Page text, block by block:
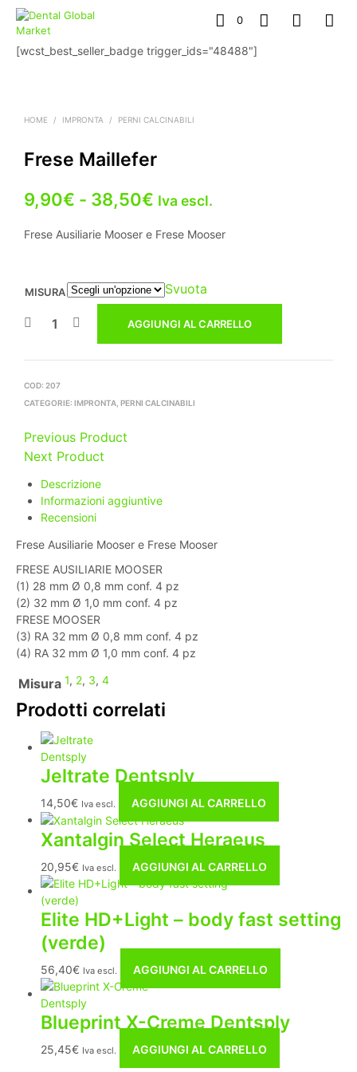
0
[wcst_best_seller_badge trigger_ids="48488"]
HOME / IMPRONTA / PERNI CALCINABILI
Frese Maillefer
9,90€ - 38,50€ Fascia
di
da
9,90€
a
38,50€
Iva escl.
Frese Ausiliarie Mooser e Frese Mooser
MISURA Svuota
AGGIUNGI AL CARRELLO
COD: 207
CATEGORIE: IMPRONTA PERNI CALCINABILI
Previous Product
Next Product
Descrizione
Informazioni aggiuntive
Recensioni
Frese Ausiliarie Mooser e Frese Mooser
FRESE AUSILIARIE MOOSER
(1) 28 mm Ø 0,8 mm conf. 4 pz
(2) 32 mm Ø 1,0 mm conf. 4 pz
FRESE MOOSER
(3) RA 32 mm Ø 0,8 mm conf. 4 pz
(4) RA 32 mm Ø 1,0 mm conf. 4 pz
Misura 1, 2, 3, 4
Prodotti correlati
Jeltrate Dentsply
14,50€ Iva escl. AGGIUNGI AL CARRELLO
Xantalgin Select Heraeus
20,95€ Iva escl. AGGIUNGI AL CARRELLO
Elite HD+Light – body fast setting
(verde)
56,40€ Iva escl. AGGIUNGI AL CARRELLO
Blueprint X-Creme Dentsply
25,45€ Iva escl. AGGIUNGI AL CARRELLO